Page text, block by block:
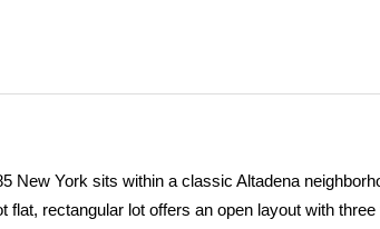
New York sits within a classic Altadena
rectangular lot offers an open layout with